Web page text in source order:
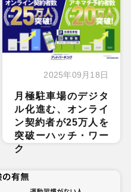
2025年09月18日
月極駐車場のデジタ
ル化進む、オンライ
ン契約者が25万人を
突破ーハッチ・ワー
ク